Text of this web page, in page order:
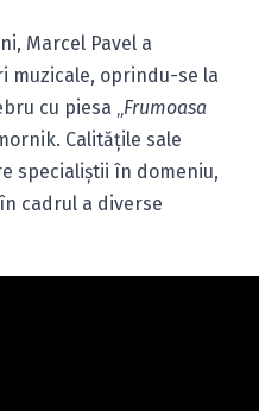
Marcel Pavel a
muzicale, oprindu-se la
cu piesa „ Frumoasa
Calităţile sale
specialiştii în domeniu,
cadrul a diverse